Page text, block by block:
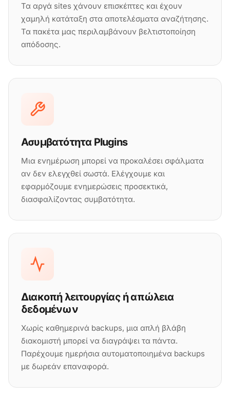
Τα αργά sites χάνουν επισκέπτες και έχουν
χαμηλή κατάταξη στα αποτελέσματα αναζήτησης.
Τα πακέτα μας περιλαμβάνουν βελτιστοποίηση
απόδοσης.
Ασυμβατότητα Plugins
Μια ενημέρωση μπορεί να προκαλέσει σφάλματα
αν δεν ελεγχθεί σωστά. Ελέγχουμε και
εφαρμόζουμε ενημερώσεις προσεκτικά,
διασφαλίζοντας συμβατότητα.
Διακοπή λειτουργίας ή απώλεια
δεδομένων
Χωρίς καθημερινά backups, μια απλή βλάβη
διακομιστή μπορεί να διαγράψει τα πάντα.
Παρέχουμε ημερήσια αυτοματοποιημένα backups
με δωρεάν επαναφορά.